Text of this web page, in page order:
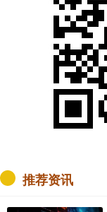
推荐资讯